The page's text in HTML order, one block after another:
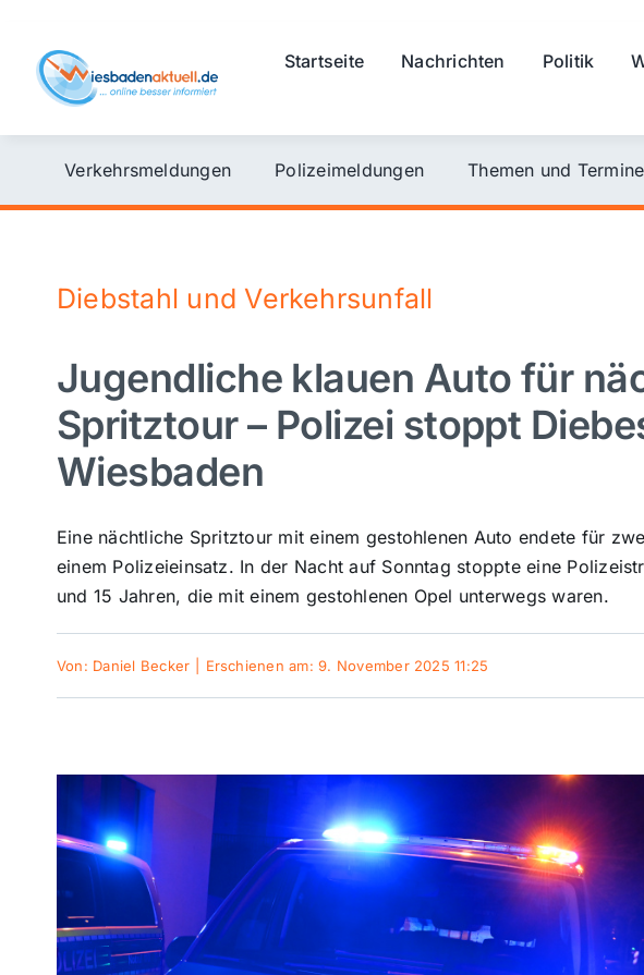
content
Startseite Nachrichten Politik
Verkehrsmeldungen Polizeimeldungen Themen und Termine
Diebstahl und Verkehrsunfall
Jugendliche klauen Auto für
Spritztour – Polizei stoppt
Wiesbaden
Eine nächtliche Spritztour mit einem gestohlenen Auto endete für
einem Polizeieinsatz. In der Nacht auf Sonntag stoppte eine
und 15 Jahren, die mit einem gestohlenen Opel unterwegs waren.
Von: Daniel Becker Erschienen am: 9. November 2025 11:25